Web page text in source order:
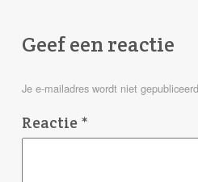
Geef een reactie
Je e-mailadres wordt niet
Reactie *